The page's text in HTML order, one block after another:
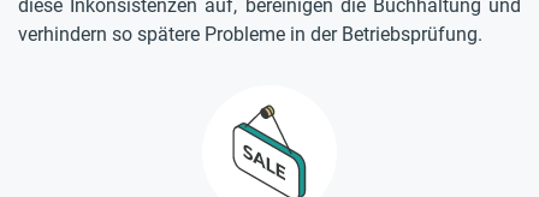
diese Inkonsistenzen auf, bereinigen die Buchhaltung und
verhindern so spätere Probleme in der Betriebsprüfung.